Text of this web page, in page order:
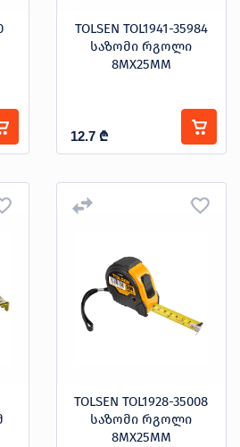
TOLSEN TOL1941-35984
საზომი რგოლი
8MX25MM
12.7 ₾
TOLSEN TOL1928-35008
საზომი რგოლი
8MX25MM